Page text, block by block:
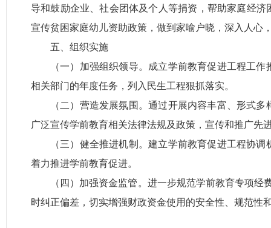
导和鼓励企业、社会团体及个人等捐资，帮助家庭经
宣传贫困家庭幼儿资助政策，做到家喻户晓，深入人心
五、组织实施
（一）加强组织领导。成立学前教育促进工程工
相关部门的年度任务，列入民生工程狠抓落实。
（二）营造发展氛围。通过开展内容丰富、形式
广泛宣传学前教育相关法律法规及政策，宣传和推广先
（三）健全推进机制。建立学前教育促进工程协
着力推进学前教育促进。
（四）加强资金监管。进一步规范学前教育专项
时纠正偏差，切实增强财政资金使用的安全性、规范性